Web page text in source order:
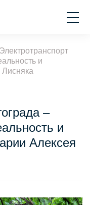
Электротранспорт
и
–
и
Алексея